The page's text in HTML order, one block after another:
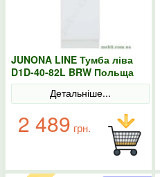
JUNONA LINE Тумба ліва
D1D-40-82L BRW Польща
колір-білий
Детальніше...
2 489 грн.